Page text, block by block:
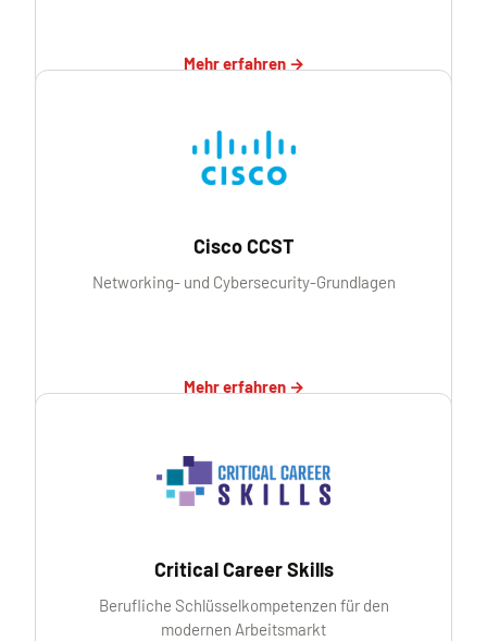
Mehr erfahren →
Cisco CCST
Networking- und Cybersecurity-Grundlagen
Mehr erfahren →
Critical Career Skills
Berufliche Schlüsselkompetenzen für den
modernen Arbeitsmarkt